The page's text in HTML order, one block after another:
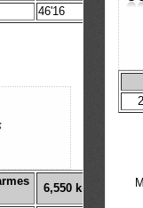
46'16
6,550 km